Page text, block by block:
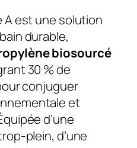
A est une solution
durable,
biosourcé
30 % de
conjuguer
et
d’une
plein, d’une